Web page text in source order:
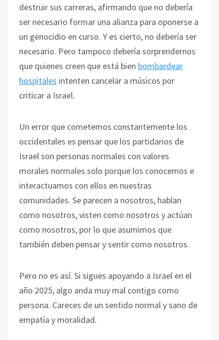
destruir sus carreras, afirmando que no debería
ser necesario formar una alianza para oponerse a
un genocidio en curso. Y es cierto, no debería ser
necesario. Pero tampoco debería sorprendernos
que quienes creen que está bien bombardear
hospitales intenten cancelar a músicos por
criticar a Israel.
Un error que cometemos constantemente los
occidentales es pensar que los partidarios de
Israel son personas normales con valores
morales normales solo porque los conocemos e
interactuamos con ellos en nuestras
comunidades. Se parecen a nosotros, hablan
como nosotros, visten como nosotros y actúan
como nosotros, por lo que asumimos que
también deben pensar y sentir como nosotros.
Pero no es así. Si sigues apoyando a Israel en el
año 2025, algo anda muy mal contigo como
persona. Careces de un sentido normal y sano de
empatía y moralidad.